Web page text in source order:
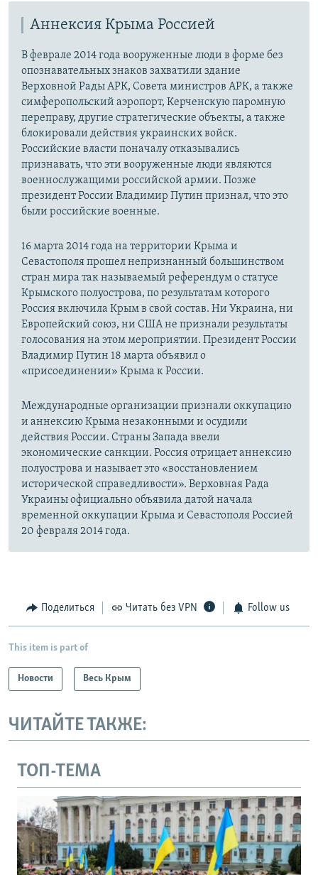
Аннексия Крыма Россией
В феврале 2014 года вооруженные люди в форме без
опознавательных знаков захватили здание
Верховной Рады АРК, Совета министров АРК, а также
симферопольский аэропорт, Керченскую паромную
переправу, другие стратегические объекты, а также
блокировали действия украинских войск.
Российские власти поначалу отказывались
признавать, что эти вооруженные люди являются
военнослужащими российской армии. Позже
президент России Владимир Путин признал, что это
были российские военные.
16 марта 2014 года на территории Крыма и
Севастополя прошел непризнанный большинством
стран мира так называемый референдум о статусе
Крымского полуострова, по результатам которого
Россия включила Крым в свой состав. Ни Украина, ни
Европейский союз, ни США не признали результаты
голосования на этом мероприятии. Президент России
Владимир Путин 18 марта объявил о
«присоединении» Крыма к России.
Международные организации признали оккупацию
и аннексию Крыма незаконными и осудили
действия России. Страны Запада ввели
экономические санкции. Россия отрицает аннексию
полуострова и называет это «восстановлением
исторической справедливости». Верховная Рада
Украины официально объявила датой начала
временной оккупации Крыма и Севастополя Россией
20 февраля 2014 года.
Поделиться Читать без VPN Follow us
This item is part of
Новости Весь Крым
ЧИТАЙТЕ ТАКЖЕ:
ТОП-ТЕМА